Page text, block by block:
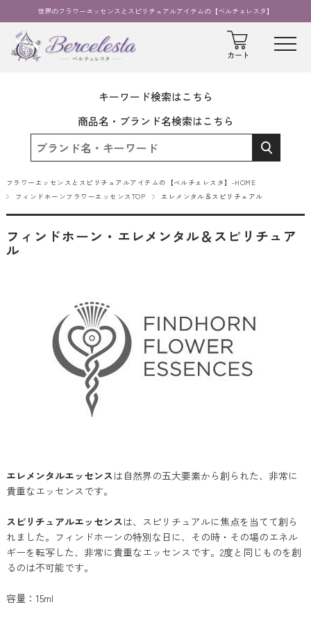
世界のフラワーエッセンスとスピリチュアルアイテムの【ベルチェレスタ】
キーワード検索はこちら
商品名・ブランド名検索はこちら
フラワーエッセンスとスピリチュアルアイテムの【ベルチェレスタ】-HOME
フィンドホーンフラワーエッセンスTOP
エレメンタル＆スピリチュアル
フィンドホーン・エレメンタル＆スピリチュア
ル
エレメンタルエッセンスは自然界の五大要素から創られた、非常に
貴重なエッセンスです。
スピリチュアルエッセンスは、スピリチュアルに焦点を当てて創ら
れました。フィンドホーンの特別な日に、その時・その場のエネル
ギーを転写した、非常に貴重なエッセンスです。2度と同じものを創
るのは不可能です。
容量：15ml